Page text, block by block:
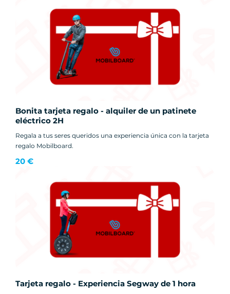
Bonita tarjeta regalo - alquiler de un patinete
eléctrico 2H
Regala a tus seres queridos una experiencia única con la tarjeta
regalo Mobilboard.
20 €
Tarjeta regalo - Experiencia Segway de 1 hora